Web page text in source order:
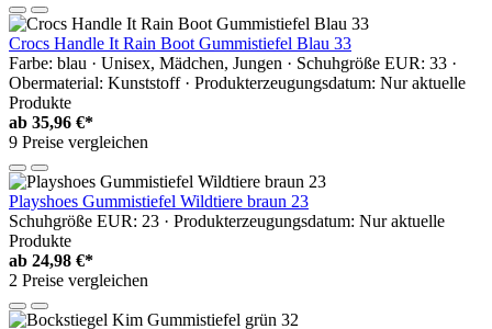
Crocs Handle It Rain Boot Gummistiefel Blau 33
Farbe: blau · Unisex, Mädchen, Jungen · Schuhgröße EUR: 33 ·
Obermaterial: Kunststoff · Produkterzeugungsdatum: Nur aktuelle
Produkte
ab 35,96 €*
9 Preise vergleichen
Playshoes Gummistiefel Wildtiere braun 23
Schuhgröße EUR: 23 · Produkterzeugungsdatum: Nur aktuelle
Produkte
ab 24,98 €*
2 Preise vergleichen